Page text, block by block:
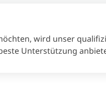
wird unser
Unterstützung